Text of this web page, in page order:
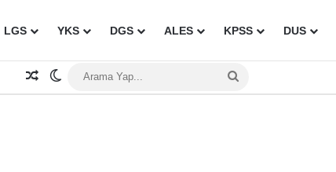
LGS YKS DGS ALES KPSS DUS
Rastgele Makale
Dış görünümü değiştir